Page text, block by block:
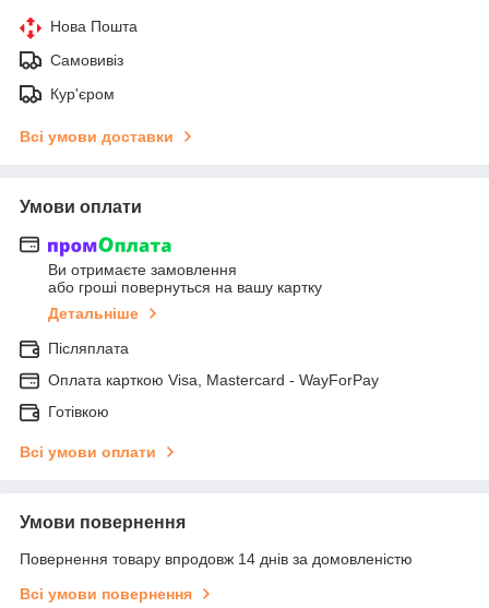
Нова Пошта
Самовивіз
Кур'єром
Всі умови доставки
Умови оплати
Ви отримаєте замовлення
або гроші повернуться на вашу картку
Детальніше
Післяплата
Оплата карткою Visa, Mastercard - WayForPay
Готівкою
Всі умови оплати
Умови повернення
Повернення товару впродовж 14 днів за домовленістю
Всі умови повернення